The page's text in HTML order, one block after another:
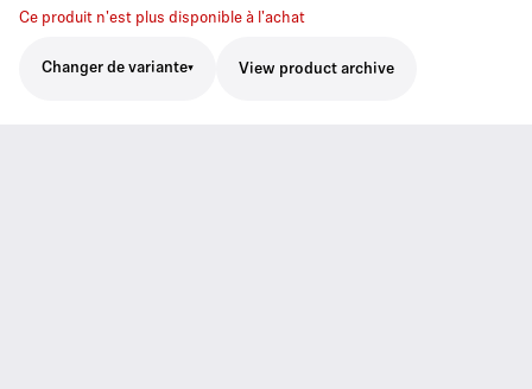
Ce produit n'est plus disponible à l'achat
Changer de variante View product archive